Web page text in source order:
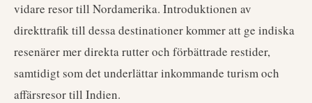
vidare resor till Nordamerika. Introduktionen av
direkttrafik till dessa destinationer kommer att ge indiska
resenärer mer direkta rutter och förbättrade restider,
samtidigt som det underlättar inkommande turism och
affärsresor till Indien.